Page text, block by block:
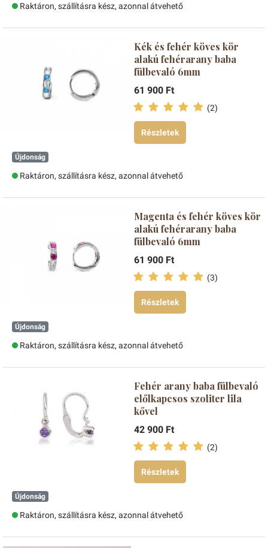
Raktáron, szállításra kész, azonnal átvehető
Kék és fehér köves kör
alakú fehérarany baba
fülbevaló 6mm
61 900 Ft
(2)
Részletek
Újdonság
Raktáron, szállításra kész, azonnal átvehető
Magenta és fehér köves kör
alakú fehérarany baba
fülbevaló 6mm
61 900 Ft
(3)
Részletek
Újdonság
Raktáron, szállításra kész, azonnal átvehető
Fehér arany baba fülbevaló
előlkapcsos szoliter lila
kővel
42 900 Ft
(2)
Részletek
Újdonság
Raktáron, szállításra kész, azonnal átvehető